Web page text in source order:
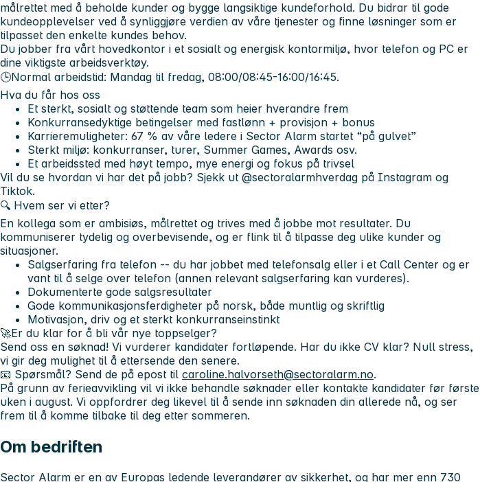
målrettet med å beholde kunder og bygge langsiktige kundeforhold. Du bidrar til gode
kundeopplevelser ved å synliggjøre verdien av våre tjenester og finne løsninger som er
tilpasset den enkelte kundes behov.
Du jobber fra vårt hovedkontor i et sosialt og energisk kontormiljø, hvor telefon og PC er
dine viktigste arbeidsverktøy.
🕒Normal arbeidstid: Mandag til fredag, 08:00/08:45-16:00/16:45.
Hva du får hos oss
Et sterkt, sosialt og støttende team som heier hverandre frem
Konkurransedyktige betingelser med fastlønn + provisjon + bonus
Karrieremuligheter: 67 % av våre ledere i Sector Alarm startet “på gulvet”
Sterkt miljø: konkurranser, turer, Summer Games, Awards osv.
Et arbeidssted med høyt tempo, mye energi og fokus på trivsel
Vil du se hvordan vi har det på jobb? Sjekk ut @sectoralarmhverdag på Instagram og
Tiktok.
🔍 Hvem ser vi etter?
En kollega som er ambisiøs, målrettet og trives med å jobbe mot resultater. Du
kommuniserer tydelig og overbevisende, og er flink til å tilpasse deg ulike kunder og
situasjoner.
Salgserfaring fra telefon -- du har jobbet med telefonsalg eller i et Call Center og er
vant til å selge over telefon (annen relevant salgserfaring kan vurderes).
Dokumenterte gode salgsresultater
Gode kommunikasjonsferdigheter på norsk, både muntlig og skriftlig
Motivasjon, driv og et sterkt konkurranseinstinkt
🚀Er du klar for å bli vår nye toppselger?
Send oss en søknad! Vi vurderer kandidater fortløpende. Har du ikke CV klar? Null stress,
vi gir deg mulighet til å ettersende den senere.
📧 Spørsmål? Send de på epost til caroline.halvorseth@sectoralarm.no.
På grunn av ferieavvikling vil vi ikke behandle søknader eller kontakte kandidater før første
uken i august. Vi oppfordrer deg likevel til å sende inn søknaden din allerede nå, og ser
frem til å komme tilbake til deg etter sommeren.
Om bedriften
Sector Alarm er en av Europas ledende leverandører av sikkerhet, og har mer enn 730